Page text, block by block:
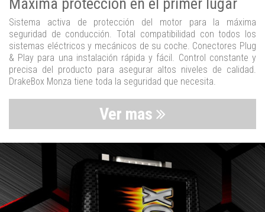
Sistema activa de protección del motor para la máxima
seguridad de conducción. Total compatibilidad con todos los
sistemas eléctricos y mecánicos de su coche. Conectores Plug
& Play para una instalación rápida y fácil. Control constante y
precisa del producto para asegurar altos niveles de calidad.
DrakeBox Monza tiene toda la seguridad que necesita.
Ver mas